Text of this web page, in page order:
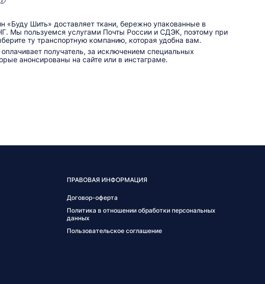
«Буду Шить» доставляет ткани, бережно упакованные в
Мы пользуемся услугами Почты России и СДЭК, поэтому при
ту транспортную компанию, которая удобна вам.
получатель, за исключением специальных
анонсированы на сайте или в инстаграме.
ПРАВОВАЯ ИНФОРМАЦИЯ
Договор-оферта
Политика в отношении обработки персональных
данных
Пользовательское соглашение